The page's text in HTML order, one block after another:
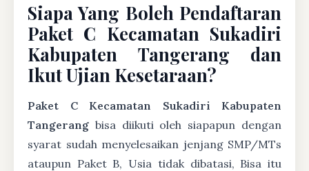
Siapa Yang Boleh Pendaftaran
Paket C Kecamatan Sukadiri
Kabupaten Tangerang dan
Ikut Ujian Kesetaraan?
Paket C Kecamatan Sukadiri Kabupaten
Tangerang bisa diikuti oleh siapapun dengan
syarat sudah menyelesaikan jenjang SMP/MTs
ataupun Paket B, Usia tidak dibatasi, Bisa itu